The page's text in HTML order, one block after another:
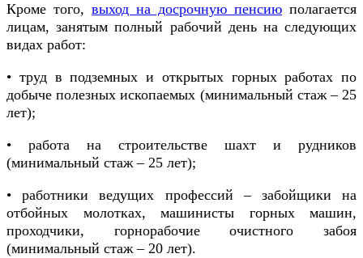
Кроме того, выход на досрочную пенсию полагается
лицам, занятым полный рабочий день на следующих
видах работ:
• труд в подземных и открытых горных работах по
добыче полезных ископаемых (минимальный стаж – 25
лет);
• работа на строительстве шахт и рудников
(минимальный стаж – 25 лет);
• работники ведущих профессий – забойщики на
отбойных молотках, машинисты горных машин,
проходчики, горнорабочие очистного забоя
(минимальный стаж – 20 лет).